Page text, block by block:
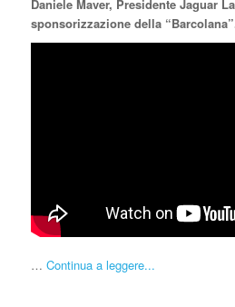
Daniele Maver, Presidente Jaguar
sponsorizzazione della
… Continua a leggere...